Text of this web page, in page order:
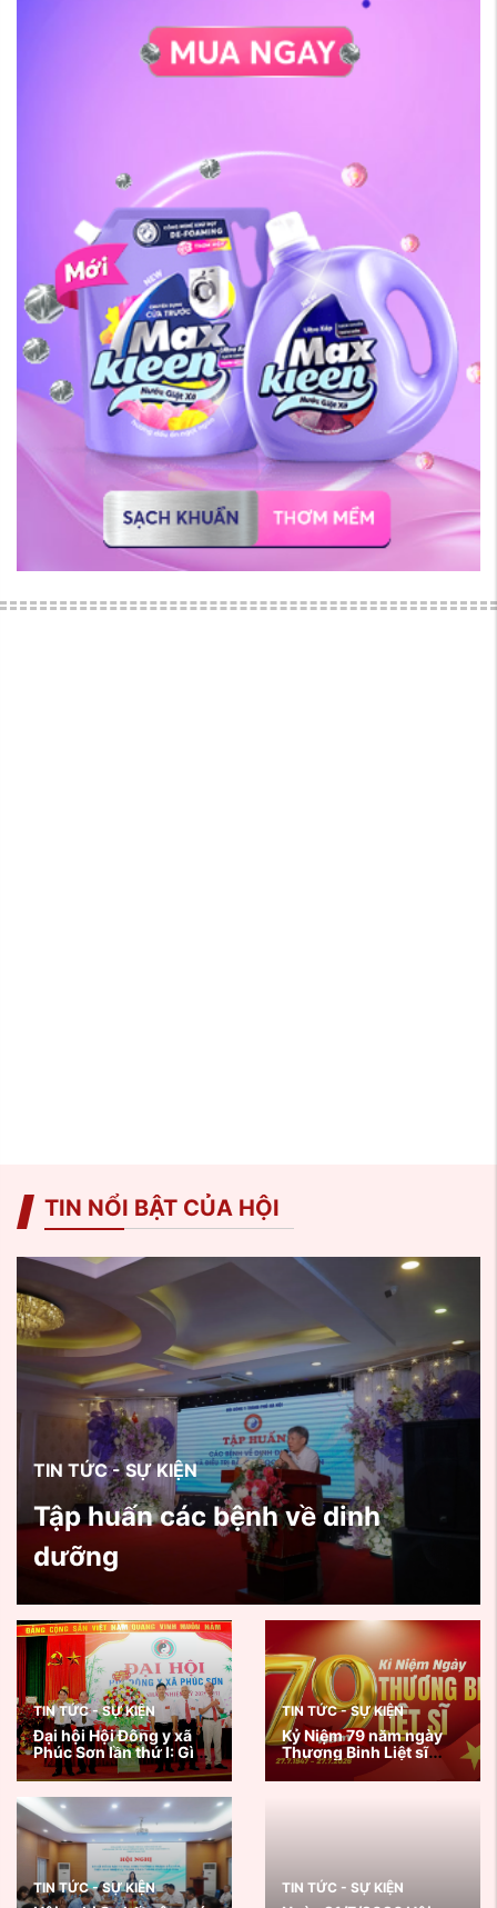
TIN NỔI BẬT CỦA HỘI
TIN TỨC - SỰ KIỆN
Tập huấn các bệnh về dinh
dưỡng
TIN TỨC - SỰ KIỆN
Đại hội Hội Đông y xã
Phúc Sơn lần thứ I: Gìn
giữ tinh hoa y học cổ
truyền, lan tỏa giá trị
nhân văn vì sức khỏe
cộng đồng
TIN TỨC - SỰ KIỆN
Kỷ Niệm 79 năm ngày
Thương Binh Liệt sĩ
27/7/1947 - 27/7/2026
TIN TỨC - SỰ KIỆN TIN TỨC - SỰ KIỆN